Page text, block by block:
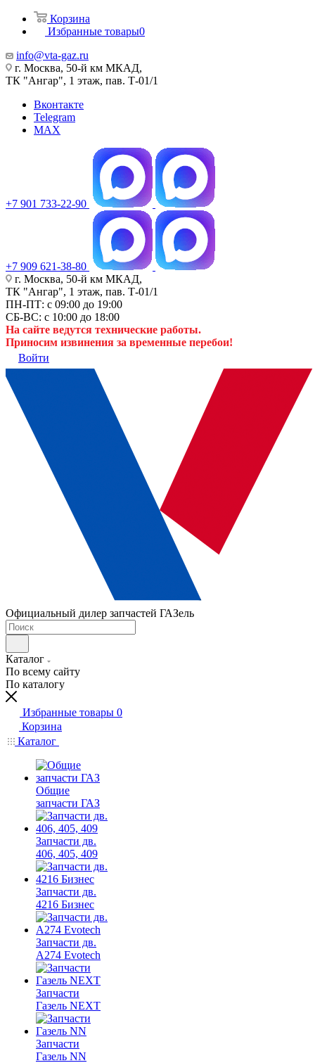
Корзина
Избранные товары0
info@vta-gaz.ru
г. Москва, 50-й км МКАД,
ТК "Ангар", 1 этаж, пав. Т-01/1
Вконтакте
Telegram
MAX
+7 901 733-22-90
+7 909 621-38-80
г. Москва, 50-й км МКАД,
ТК "Ангар", 1 этаж, пав. Т-01/1
ПН-ПТ: с 09:00 до 19:00
СБ-ВС: с 10:00 до 18:00
На сайте ведутся технические работы.
Приносим извинения за временные перебои!
Войти
Официальный дилер запчастей ГАЗель
Каталог
По всему сайту
По каталогу
Избранные товары 0
Корзина
Каталог
Общие
запчасти ГАЗ
Запчасти дв.
406, 405, 409
Запчасти дв.
4216 Бизнес
Запчасти дв.
A274 Evotech
Запчасти
Газель NEXT
Запчасти
Газель NN